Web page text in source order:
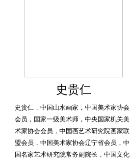
史贵仁
史贵仁，中国山水画家，中国美术家协会
会员，国家一级美术师，中央国家机关美
术家协会会员，中国画艺术研究院画家联
盟会员，中国美术家协会辽宁省会员，中
国名家艺术研究院常务副院长，中国文化